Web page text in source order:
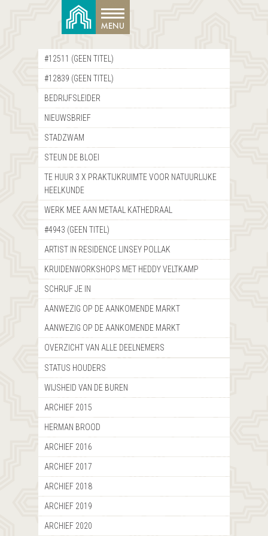
#12511 (GEEN TITEL)
#12839 (GEEN TITEL)
BEDRIJFSLEIDER
NIEUWSBRIEF
STADZWAM
STEUN DE BLOEI
TE HUUR 3 X PRAKTIJKRUIMTE VOOR NATUURLIJKE
HEELKUNDE
WERK MEE AAN METAAL KATHEDRAAL
#4943 (GEEN TITEL)
ARTIST IN RESIDENCE LINSEY POLLAK
KRUIDENWORKSHOPS MET HEDDY VELTKAMP
SCHRIJF JE IN
AANWEZIG OP DE AANKOMENDE MARKT
AANWEZIG OP DE AANKOMENDE MARKT
OVERZICHT VAN ALLE DEELNEMERS
STATUS HOUDERS
WIJSHEID VAN DE BUREN
ARCHIEF 2015
HERMAN BROOD
ARCHIEF 2016
ARCHIEF 2017
ARCHIEF 2018
ARCHIEF 2019
ARCHIEF 2020